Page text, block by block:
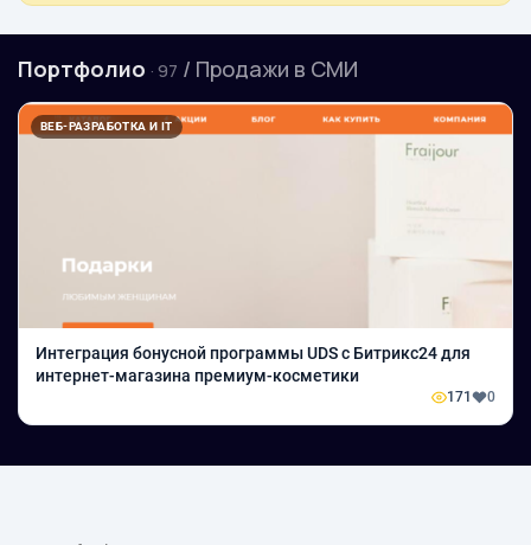
Портфолио · 97 / Продажи в СМИ
ВЕБ-РАЗРАБОТКА И IT
Интеграция бонусной программы UDS с Битрикс24 для
интернет-магазина премиум-косметики
171 0